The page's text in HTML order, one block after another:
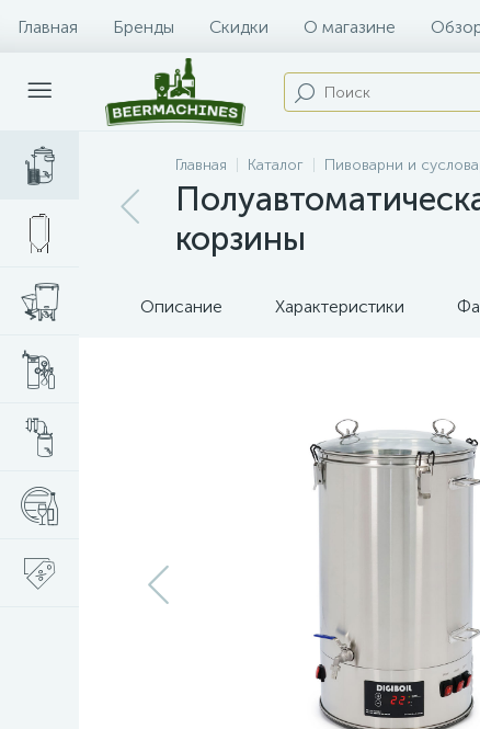
Главная Бренды Скидки О магазине
Главная Каталог Пивоварни и
корзины
Описание Характеристики